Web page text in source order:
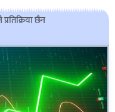
u
o
छैन